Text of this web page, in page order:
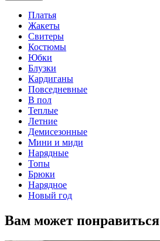
Платья
Жакеты
Свитеры
Костюмы
Юбки
Блузки
Кардиганы
Повседневные
В пол
Теплые
Летние
Демисезонные
Мини и миди
Нарядные
Топы
Брюки
Нарядное
Новый год
Вам может понравиться